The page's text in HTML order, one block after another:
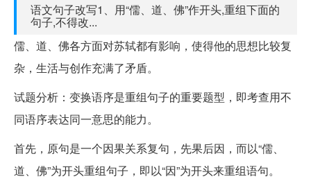
语文句子改写1、用“儒、道、佛”作开头,重组下面的
句子,不得改...
儒、道、佛各方面对苏轼都有影响，使得他的思想比较复
杂，生活与创作充满了矛盾。
试题分析：变换语序是重组句子的重要题型，即考查用不
同语序表达同一意思的能力。
首先，原句是一个因果关系复句，先果后因，而以“儒、
道、佛”为开头重组句子，即以“因”为开头来重组语句。